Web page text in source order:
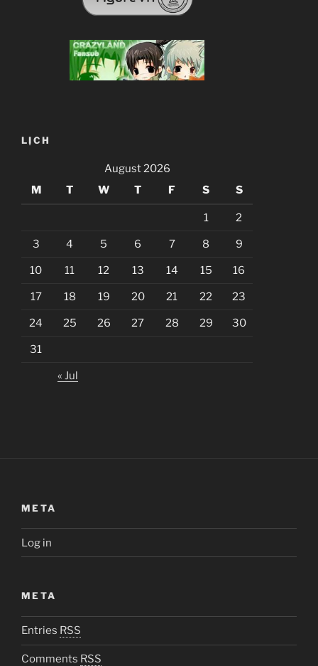
LỊCH
August 2026
M
T W T F S S
1 2
3 4 5 6 7 8 9
10 11 12 13 14 15 16
17 18 19 20 21 22 23
24 25 26 27 28 29 30
31
« Jul
META
Log in
META
Entries RSS
Comments RSS